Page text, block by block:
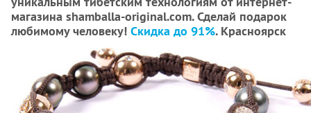
магазина shamballa-original.com. Сделай подарок
любимому человеку! Скидка до 91%. Красноярск